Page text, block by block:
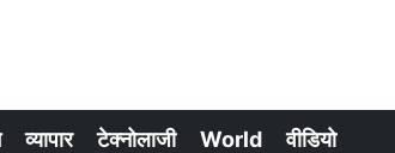
व्यापार टेक्नोलाजी World वीडियो